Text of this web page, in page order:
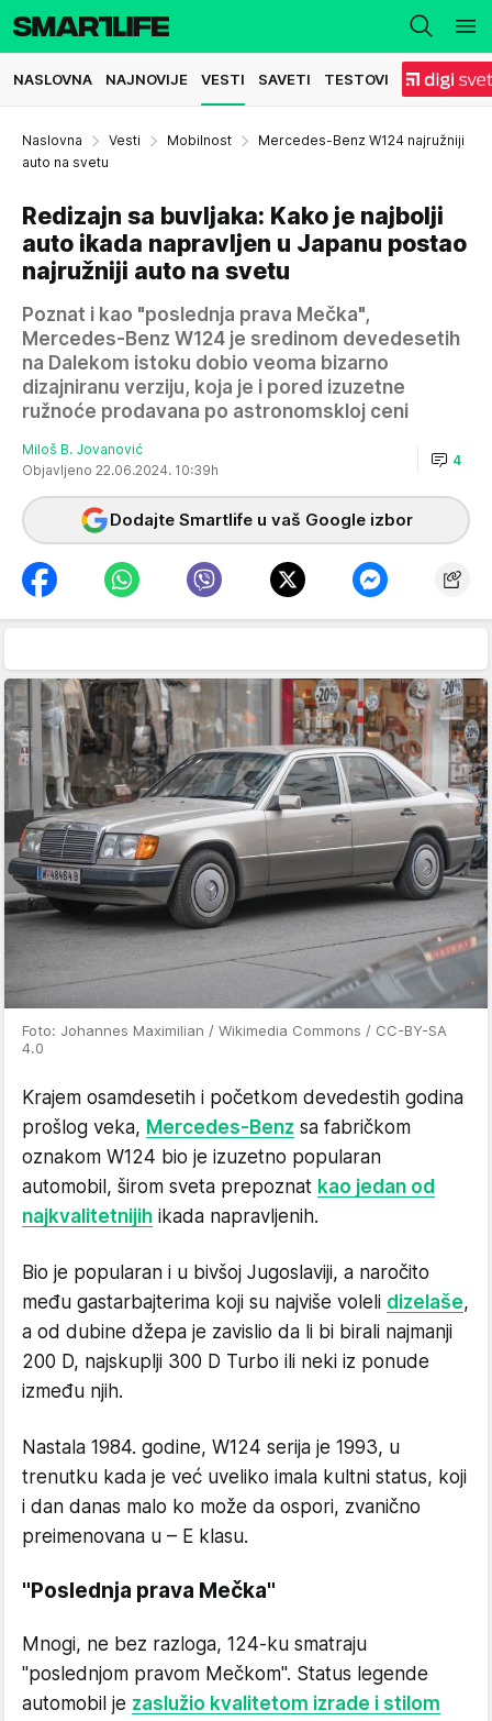
NASLOVNA NAJNOVIJE VESTI SAVETI TESTOVI
Naslovna Vesti Mobilnost
Mercedes-Benz W124 najružniji
auto na svetu
Redizajn sa buvljaka: Kako je najbolji
auto ikada napravljen u Japanu postao
najružniji auto na svetu
Poznat i kao "poslednja prava Mečka",
Mercedes-Benz W124 je sredinom devedesetih
na Dalekom istoku dobio veoma bizarno
dizajniranu verziju, koja je i pored izuzetne
ružnoće prodavana po astronomskloj ceni
Miloš B. Jovanović
Objavljeno 22.06.2024. 10:39h
4
Dodajte Smartlife u vaš Google izbor
Foto: Johannes Maximilian / Wikimedia Commons / CC-BY-SA
4.0
Krajem osamdesetih i početkom devedestih godina
prošlog veka, Mercedes-Benz sa fabričkom
oznakom W124 bio je izuzetno popularan
automobil, širom sveta prepoznat kao jedan od
najkvalitetnijih ikada napravljenih.
Bio je popularan i u bivšoj Jugoslaviji, a naročito
među gastarbajterima koji su najviše voleli dizelaše,
a od dubine džepa je zavislio da li bi birali najmanji
200 D, najskuplji 300 D Turbo ili neki iz ponude
između njih.
Nastala 1984. godine, W124 serija je 1993, u
trenutku kada je već uveliko imala kultni status, koji
i dan danas malo ko može da ospori, zvanično
preimenovana u – E klasu.
"Poslednja prava Mečka"
Mnogi, ne bez razloga, 124-ku smatraju
"poslednjom pravom Mečkom". Status legende
automobil je zaslužio kvalitetom izrade i stilom